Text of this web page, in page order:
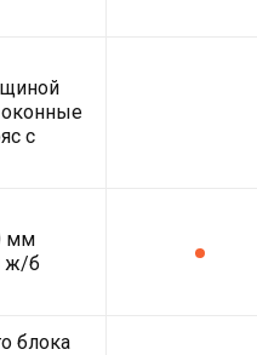
с
мм
ж/б
блока